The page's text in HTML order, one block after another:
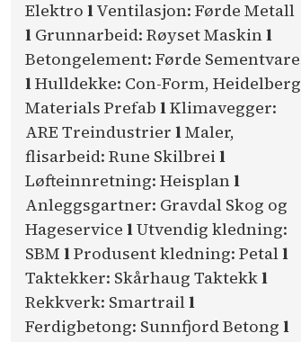
Elektro lVentilasjon: Førde Metall
lGrunnarbeid: Røyset Maskinl
Betong­element: Førde Sementvare
lHulldekke: Con-Form, Heidel­berg
Materials Prefab lKlimavegger:
ARE Treindustrier lMaler,
flisarbeid: Rune Skilbreil
Løfteinnretning: Heisplanl
Anleggsgartner: Gravdal Skog og
Hageservice lUtvendig kledning:
SBM lProdusent kledning: Petall
Taktekker: Skårhaug Taktekkl
Rekkverk: Smartraill
Ferdigbetong: Sunnfjord Betong l